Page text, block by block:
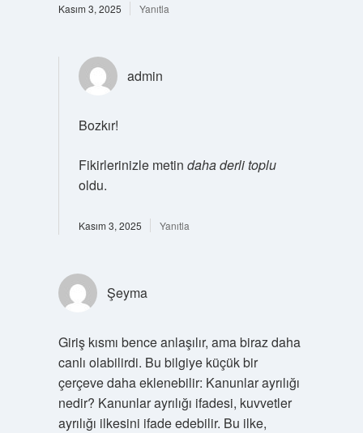
Kasım 3, 2025 Yanıtla
admin
Bozkır!
Fikirlerinizle metin daha derli toplu
oldu.
Kasım 3, 2025 Yanıtla
Şeyma
Giriş kısmı bence anlaşılır, ama biraz daha
canlı olabilirdi. Bu bilgiye küçük bir
çerçeve daha eklenebilir: Kanunlar ayrılığı
nedir? Kanunlar ayrılığı ifadesi, kuvvetler
ayrılığı ilkesini ifade edebilir. Bu ilke,